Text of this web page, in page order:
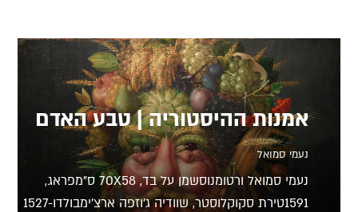
אמנות ההיסטוריה | טבע האדם
נעמי סמואל
נעמי סמואל ורטומנוסשמן על בד, 70X58 ס"מפראג,
1591טירת סקוקלוסטר, שוודיה ג'וזפה ארצ'ימבולדו1527-